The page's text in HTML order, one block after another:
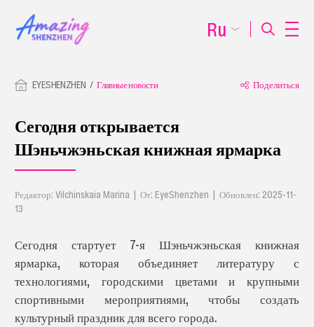
EYESHENZHEN Главные новости Поделиться
Сегодня открывается
Шэньчжэньская книжная ярмарка
Редактор: Vilchinskaia Marina | От: EyeShenzhen | Обновлен: 2025-11-
13
Сегодня стартует 7-я Шэньчжэньская книжная
ярмарка, которая объединяет литературу с
технологиями, городскими цветами и крупными
спортивными мероприятиями, чтобы создать
культурный праздник для всего города.
Ru